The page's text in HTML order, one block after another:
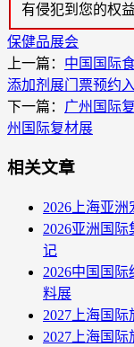
有侵犯到您的权
保健品展会
上一篇： 中国国际
添加剂展门票预约
下一篇： 广州国际
州国际复材展
相关文章
2026上海亚
2026亚洲国
记
2026中国国
料展
2027上海国
2027上海国际